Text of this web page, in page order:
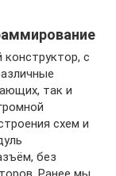
с
так и
схем и
без